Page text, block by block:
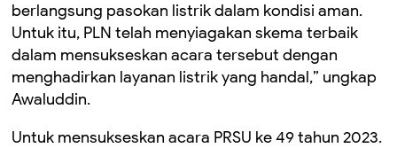
berlangsung pasokan listrik dalam kondisi aman.
Untuk itu, PLN telah menyiagakan skema terbaik
dalam mensukseskan acara tersebut dengan
menghadirkan layanan listrik yang handal,” ungkap
Awaluddin.
Untuk mensukseskan acara PRSU ke 49 tahun 2023.